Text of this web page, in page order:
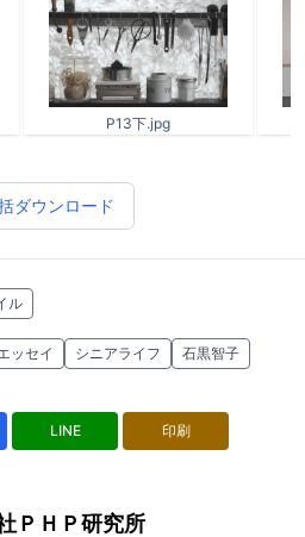
P13下.jpg
ダウンロード
ル
ッセイ シニアライフ 石黒智子
LINE 印刷
ＰＨＰ研究所